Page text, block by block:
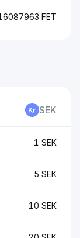
SEK
1 SEK
5 SEK
10 SEK
FET